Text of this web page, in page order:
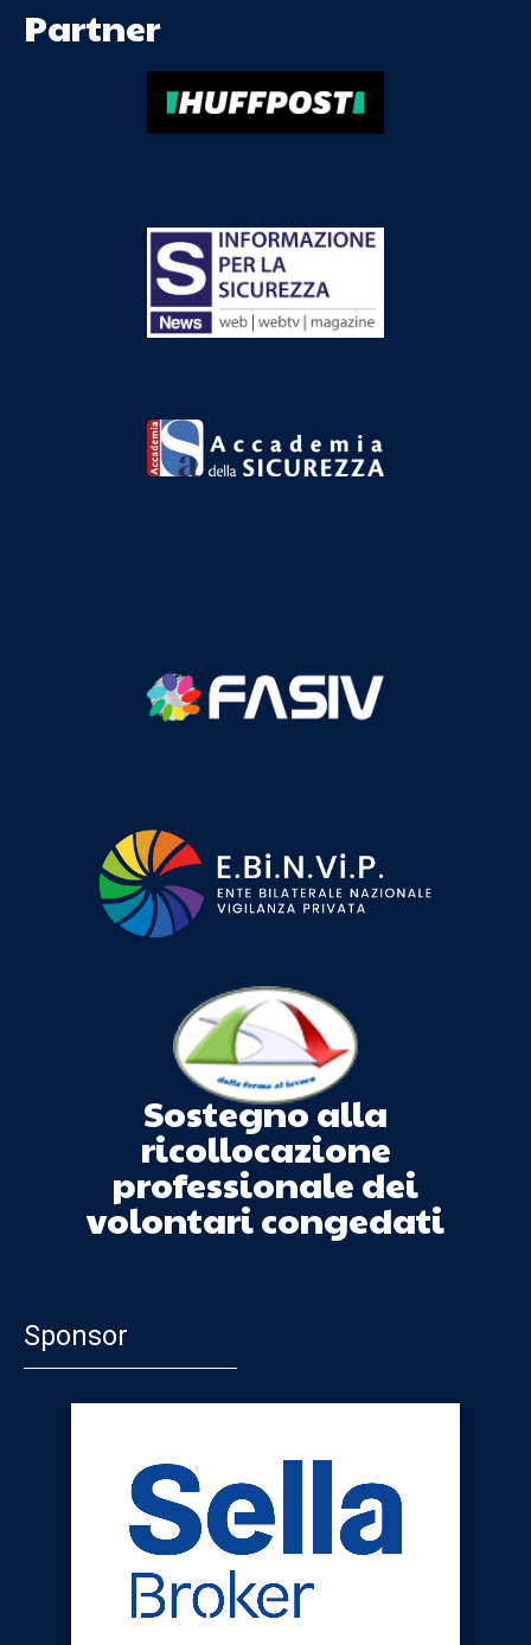
Partner
Sostegno alla
ricollocazione
professionale dei
volontari congedati
Sponsor